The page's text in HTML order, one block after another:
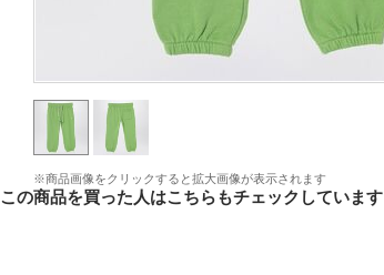
※商品画像をクリックすると拡大画像が表示されます
この商品を買った人はこちらもチェックしています